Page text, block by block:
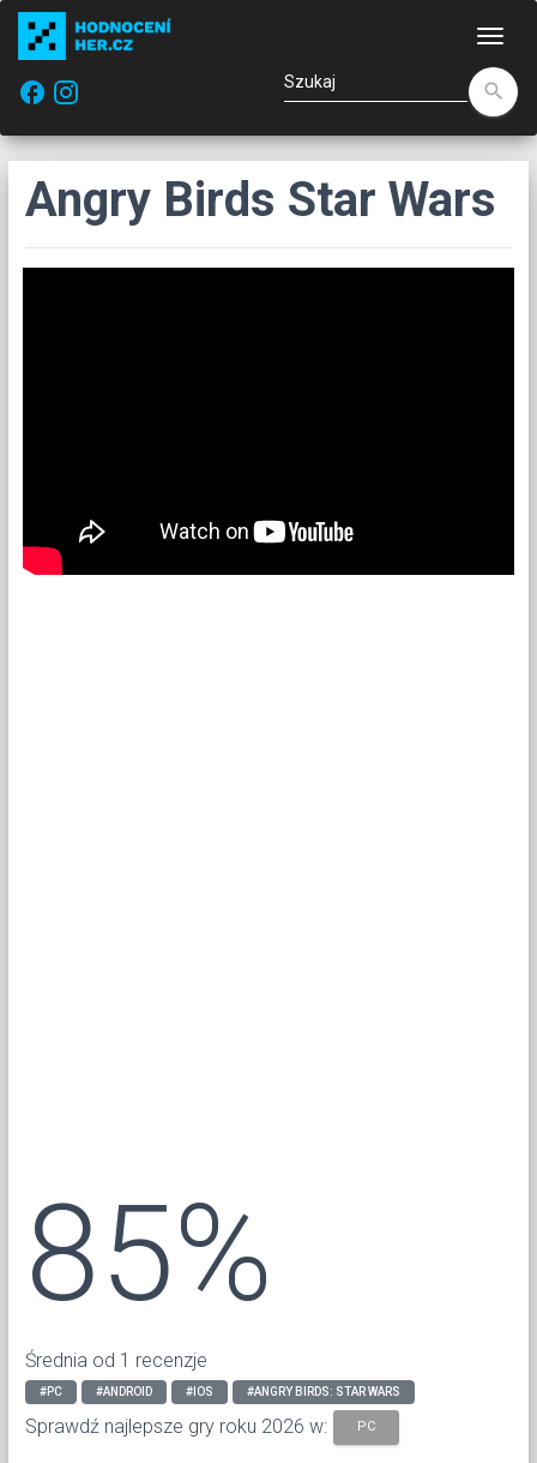
facebook
search
Angry Birds Star Wars
85%
Średnia od 1 recenzje
#PC #ANDROID #IOS #ANGRY BIRDS: STAR WARS
Sprawdź najlepsze gry roku 2026 w: PC